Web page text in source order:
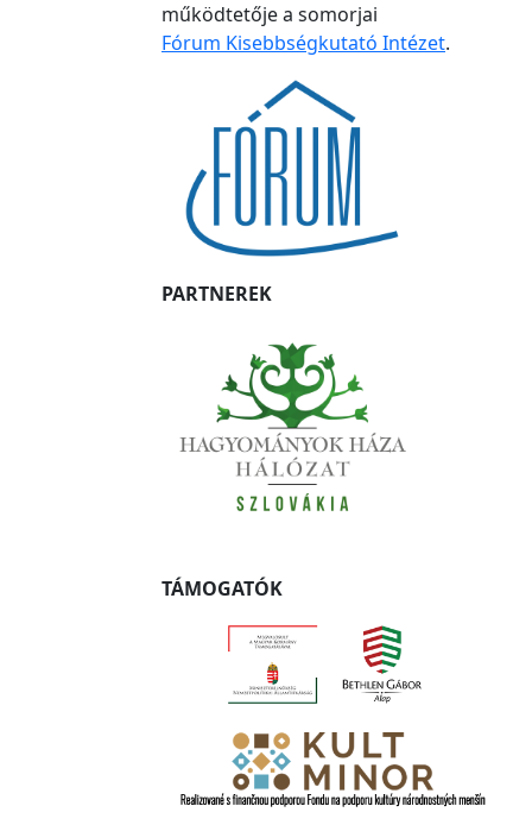
működtetője a somorjai
Fórum Kisebbségkutató Intézet.
PARTNEREK
TÁMOGATÓK